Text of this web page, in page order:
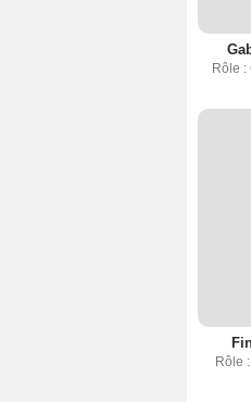
Rôle :
Rôle